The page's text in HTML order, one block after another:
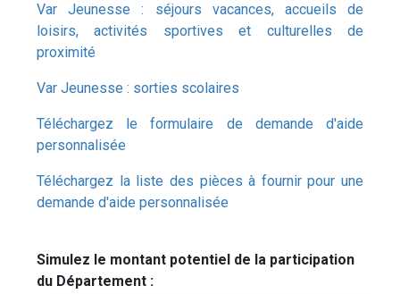
Var Jeunesse : séjours vacances, accueils de
loisirs, activités sportives et culturelles de
proximité
Var Jeunesse : sorties scolaires
Téléchargez le formulaire de demande d'aide
personnalisée
Téléchargez la liste des pièces à fournir pour une
demande d'aide personnalisée
Simulez le montant potentiel de la participation
du Département :